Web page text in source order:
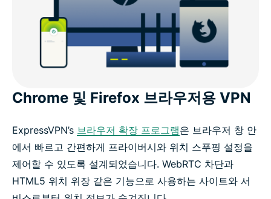
Chrome 및 Firefox 브라우저용 VPN
ExpressVPN’s 브라우저 확장 프로그램은 브라우저 창 안
에서 빠르고 간편하게 프라이버시와 위치 스푸핑 설정을
제어할 수 있도록 설계되었습니다. WebRTC 차단과
HTML5 위치 위장 같은 기능으로 사용하는 사이트와 서